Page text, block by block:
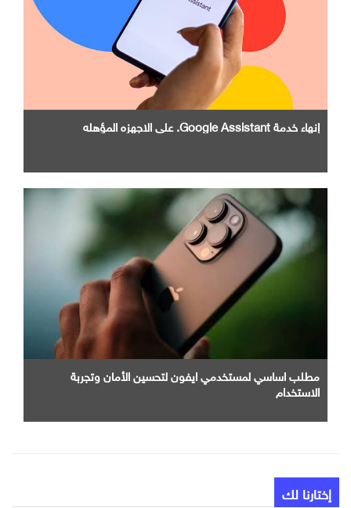
إنهاء خدمة Google Assistant. علي الاجهزه المؤهله
مطلب اساسي لمستخدمي ايفون لتحسين الأمان وتجربة
الاستخدام
إختارنا لك